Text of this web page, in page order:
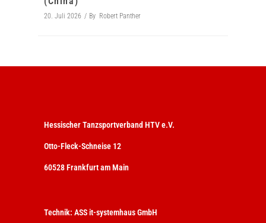
20. Juli 2026 By Robert Panther
Hessischer Tanzsportverband HTV e.V.
Otto-Fleck-Schneise 12
60528 Frankfurt am Main
Technik: ASS it-systemhaus GmbH